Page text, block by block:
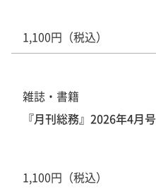
1,100円（税込）
雑誌・書籍
『月刊総務』2026年4月号
1,100円（税込）